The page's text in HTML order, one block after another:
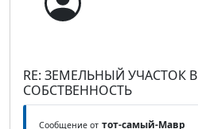
RE: ЗЕМЕЛЬНЫЙ УЧАСТОК
СОБСТВЕННОСТЬ
Сообщение от тот-самый-Мавр